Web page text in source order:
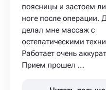
поясницы и застоем
ноге после операции.
делал мне массаж с
остепатическими
Работает очень
Прием прошел ...